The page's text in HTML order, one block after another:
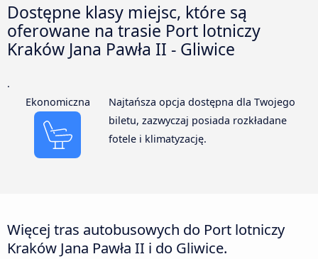
Dostępne klasy miejsc, które są
oferowane na trasie Port lotniczy
Kraków Jana Pawła II - Gliwice
.
Ekonomiczna
Najtańsza opcja dostępna dla Twojego
biletu, zazwyczaj posiada rozkładane
fotele i klimatyzację.
Więcej tras autobusowych do Port lotniczy
Kraków Jana Pawła II i do Gliwice.